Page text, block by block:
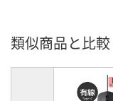
類似商品と比較